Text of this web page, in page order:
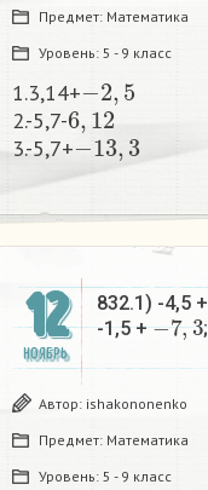
Предмет: Математика
Уровень: 5 - 9 класс
1.3,14+
2,
2.-5,7-
6,12
3.-5,7+
−13, 3
12
НОЯБРЬ
832.1) -4,5 +
-1,5 +
−7,3
;​
Автор: ishakononenko
Предмет: Математика
Уровень: 5 - 9 класс